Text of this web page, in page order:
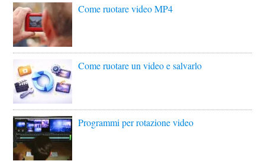
Come ruotare video MP4
Come ruotare un video e salvarlo
Programmi per rotazione video